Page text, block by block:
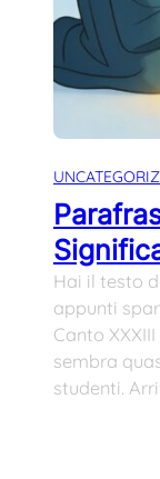
Hai il testo
appunti
Canto
sembra
studenti.